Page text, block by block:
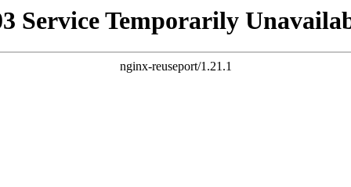
Service Temporarily
nginx-reuseport/1.21.1